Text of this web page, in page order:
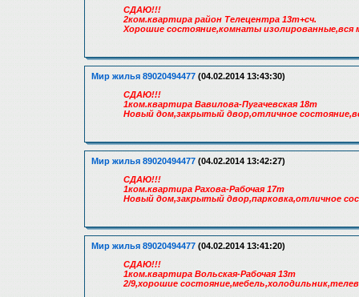
СДАЮ!!!
2ком.квартира район Телецентра 13т+сч.
Хорошие состояние,комнаты изолированные,вся
Мир жилья 89020494477 (04.02.2014 13:43:30)
СДАЮ!!!
1ком.квартира Вавилова-Пугачевская 18т
Новый дом,закрытый двор,отличное
Мир жилья 89020494477 (04.02.2014 13:42:27)
СДАЮ!!!
1ком.квартира Рахова-Рабочая 17т
Новый дом,закрытый двор,парковка,отличное
Мир жилья 89020494477 (04.02.2014 13:41:20)
СДАЮ!!!
1ком.квартира Вольская-Рабочая 13т
2/9,хорошие